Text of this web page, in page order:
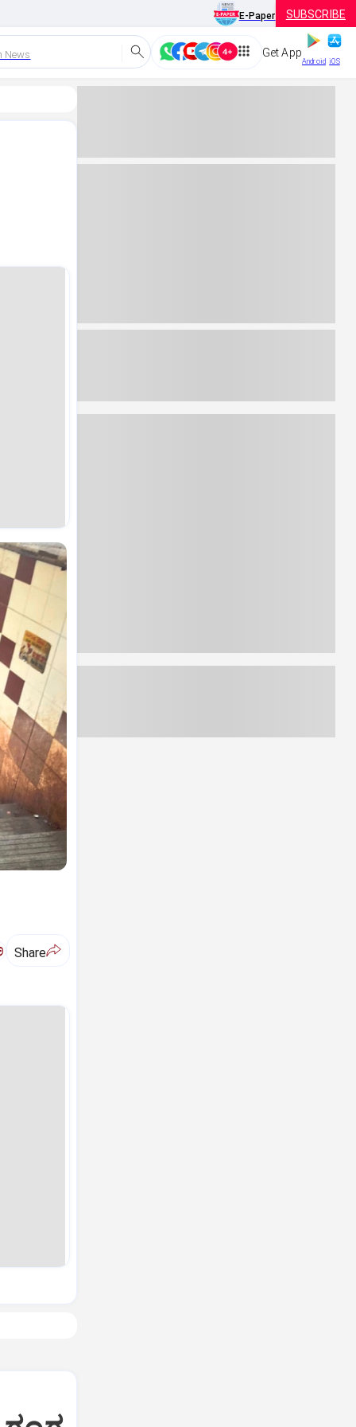
E-Paper SUBSCRIBE
News Get App
Android iOS
Share